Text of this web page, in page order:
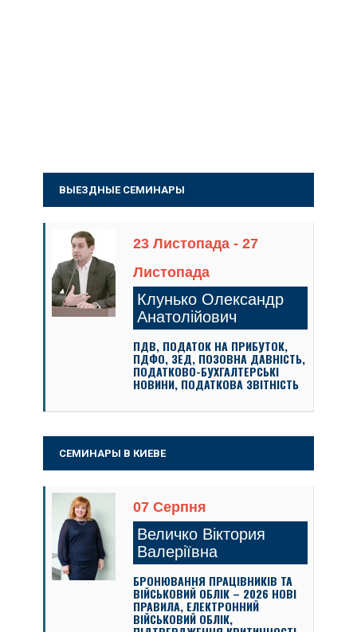
ВЫЕЗДНЫЕ СЕМИНАРЫ
23 Листопада - 27
Листопада
Клунько Олександр
Анатолійович
ПДВ, ПОДАТОК НА ПРИБУТОК,
ПДФО, ЗЕД, ПОЗОВНА ДАВНІСТЬ,
ПОДАТКОВО-БУХГАЛТЕРСЬКІ
НОВИНИ, ПОДАТКОВА ЗВІТНІСТЬ
СЕМИНАРЫ В КИЕВЕ
07 Серпня
Величко Віктория
Валеріївна
БРОНЮВАННЯ ПРАЦІВНИКІВ ТА
ВІЙСЬКОВИЙ ОБЛІК – 2026 НОВІ
ПРАВИЛА, ЕЛЕКТРОННИЙ
ВІЙСЬКОВИЙ ОБЛІК,